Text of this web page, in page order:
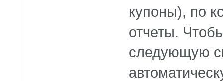
купоны), по
отчеты.
следующую